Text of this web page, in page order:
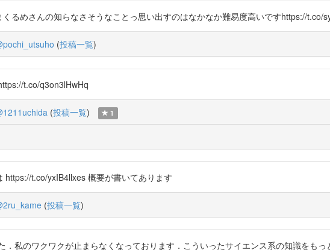
るめさんの知らなさそうなことっ思い出すのはなかなか難易度高いですhttps://t.co/
(投稿一覧)
t.co/q3on3lHwHq
(投稿一覧) 1
https://t.co/yxIB4llxes 概要が書いてあります
(投稿一覧)
．私のワクワクが止まらなくなっております．こういったサイエンス系の知識をも